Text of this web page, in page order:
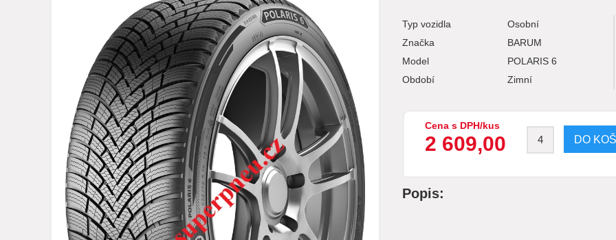
Typ vozidla
Osobní
Značka
BARUM
Model
POLARIS 6
Období
Zimní
Cena s DPH/kus
2 609,00
Popis: